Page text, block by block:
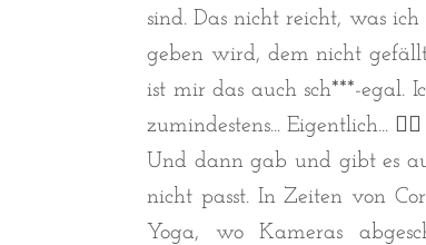
sind. Das nicht reicht, was
geben wird, dem nicht
ist mir das auch sch***-egal.
zumindestens... Eigentlich... 🤦‍♀️
Und dann gab und gibt es
nicht passt. In Zeiten von
Yoga, wo Kameras